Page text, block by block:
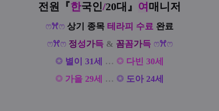
전원『한국인/20대 』 여 매니저
ෆꕮෆ 상기 종목 테라피 수료 완료
ෆꕮෆ 정성가득 & 꼼꼼가득 ෆꕮෆ
✪ 별이 31세 … ✪ 다빈 30세
✪ 가을 29세 … ✪ 도아 24세